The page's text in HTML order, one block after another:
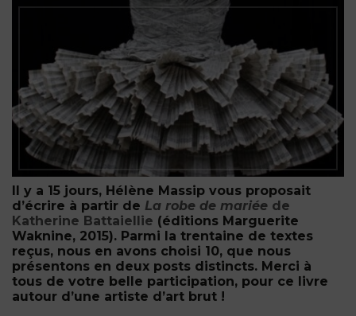
Il y a 15 jours, Hélène Massip vous proposait
d’écrire à partir de La robe de mariée de
Katherine Battaiellie (éditions Marguerite
Waknine, 2015). Parmi la trentaine de textes
reçus, nous en avons choisi 10, que nous
présentons en deux posts distincts. Merci à
tous de votre belle participation, pour ce livre
autour d’une artiste d’art brut !